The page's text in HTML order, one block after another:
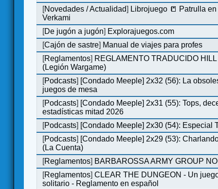
[Novedades / Actualidad] Librojuego 📒 Patrulla
Verkami
[De jugón a jugón] Explorajuegos.com
[Cajón de sastre] Manual de viajes para profes
[Reglamentos] REGLAMENTO TRADUCIDO
(Legión Wargame)
[Podcasts] [Condado Meeple] 2x32 (56): La
juegos de mesa
[Podcasts] [Condado Meeple] 2x31 (55): Tops,
estadísticas mitad 2026
[Podcasts] [Condado Meeple] 2x30 (54): Especial
[Podcasts] [Condado Meeple] 2x29 (53):
(La Cuenta)
[Reglamentos] BARBAROSSA ARMY GROUP
[Reglamentos]CLEAR THE DUNGEON - Un
solitario - Reglamento en español